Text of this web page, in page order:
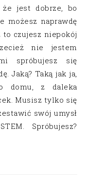
że jest dobrze, bo
możesz naprawdę
to czujesz niepokój
nie jestem
spróbujesz się
Jaką? Taką jak ja,
domu, z daleka
Musisz tylko się
swój umysł
Spróbujesz?